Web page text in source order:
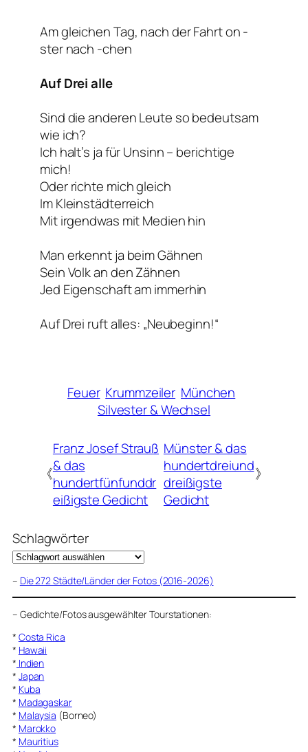
Am gleichen Tag, nach der Fahrt on -
ster nach -chen
Auf Drei alle
Sind die anderen Leute so bedeutsam
wie ich?
Ich halt’s ja für Unsinn – berichtige
mich!
Oder richte mich gleich
Im Kleinstädterreich
Mit irgendwas mit Medien hin
Man erkennt ja beim Gähnen
Sein Volk an den Zähnen
Jed Eigenschaft amimmerhin
Auf Drei ruft alles: „Neubeginn!“
Feuer Krummzeiler München
Silvester & Wechsel
《
Franz Josef Strauß
& das
hundertfünfunddr
eißigste Gedicht
Münster & das
hundertdreiund
dreißigste
Gedicht
》
Schlagwörter
– Die 272 Städte/Länder der Fotos (2016-2026)
– Gedichte/Fotos ausgewählter Tourstationen:
* Costa Rica
* Hawaii
* Indien
* Japan
* Kuba
* Madagaskar
* Malaysia (Borneo)
* Marokko
* Mauritius